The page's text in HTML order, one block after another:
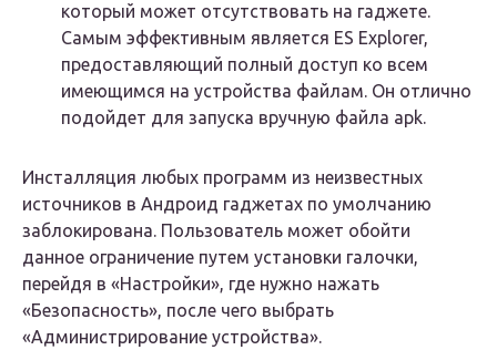
который может отсутствовать на гаджете.
Самым эффективным является ES Explorer,
предоставляющий полный доступ ко всем
имеющимся на устройства файлам. Он отлично
подойдет для запуска вручную файла apk.
Инсталляция любых программ из неизвестных
источников в Андроид гаджетах по умолчанию
заблокирована. Пользователь может обойти
данное ограничение путем установки галочки,
перейдя в «Настройки», где нужно нажать
«Безопасность», после чего выбрать
«Администрирование устройства».